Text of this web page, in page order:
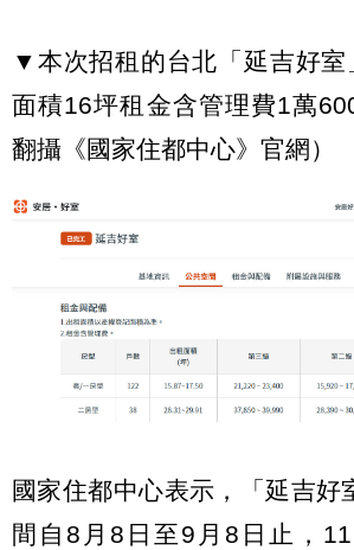
▼本次招租的台北「延吉好室
面積16坪租金含管理費1萬
翻攝《國家住都中心》官網）
國家住都中心表示，「延吉好
間自8月8日至9月8日止，